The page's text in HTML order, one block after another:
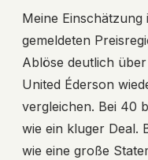
Meine Einschätzung
gemeldeten
Ablöse deutlich
United Éderson
vergleichen. Bei 40
wie ein kluger Deal.
wie eine große